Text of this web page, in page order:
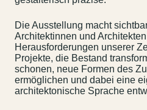
Die Ausstellung macht
Architektinnen und
Herausforderungen unserer
Projekte, die Bestand
schonen, neue Formen des
ermöglichen und dabei eine
architektonische Sprache